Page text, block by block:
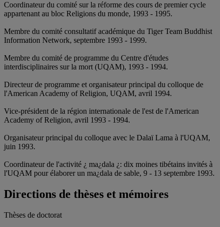
Coordinateur du comité sur la réforme des cours de premier cycle
appartenant au bloc Religions du monde, 1993 - 1995.
Membre du comité consultatif académique du Tiger Team Buddhist
Information Network, septembre 1993 - 1999.
Membre du comité de programme du Centre d'études
interdisciplinaires sur la mort (UQAM), 1993 - 1994.
Directeur de programme et organisateur principal du colloque de
l'American Academy of Religion, UQAM, avril 1994.
Vice-président de la région internationale de l'est de l'American
Academy of Religion, avril 1993 - 1994.
Organisateur principal du colloque avec le Dalaï Lama à l'UQAM,
juin 1993.
Coordinateur de l'activité ¿ ma¿dala ¿: dix moines tibétains invités à
l'UQAM pour élaborer un ma¿dala de sable, 9 - 13 septembre 1993.
Directions de thèses et mémoires
Thèses de doctorat